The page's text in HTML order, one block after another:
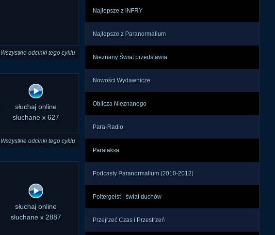
Wszystkie odcinki tego cyklu
słuchaj online
słuchane x 627
Wszystkie odcinki tego cyklu
słuchaj online
słuchane x 2887
Najlepsze z INFRY
Najlepsze z Paranormalium
Nieznany Świat przedstawia
Nowości Wydawnicze
Oblicza Nieznanego
Para-Radio
Paralaksa
Podcasty Paranormalium (2010-2012)
Poltergeist - świat duchów
Przejrzeć Czas i Przestrzeń